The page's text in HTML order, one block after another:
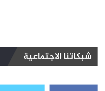
شبكاتنا الاجتماعية